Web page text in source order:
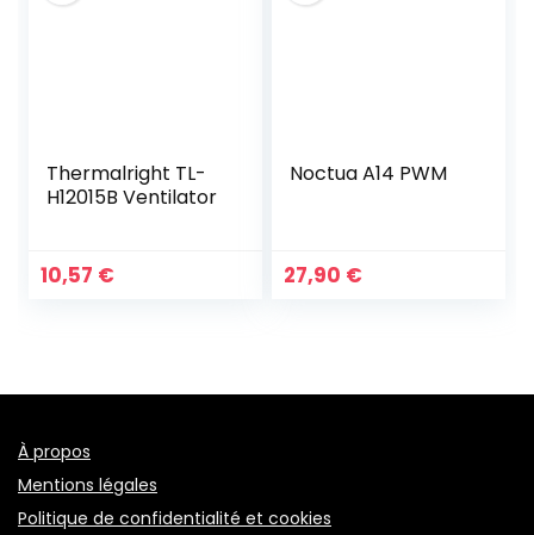
Thermalright TL-
H12015B Ventilator
10,57 €
Noctua A14 PWM
27,90 €
À propos
Mentions légales
Politique de confidentialité et cookies